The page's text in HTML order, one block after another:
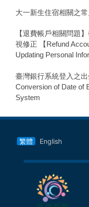
大一新生住宿相關之
【退費帳戶相關問題
視修正 【Refund
Updating Personal
臺灣銀行系統登入之
Conversion of Date of
System
繁體 English